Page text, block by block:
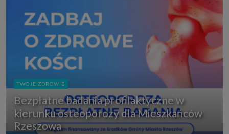
TWOJE ZDROWIE
Bezpłatne badania profilaktyczne w
kierunku osteoporozy dla Mieszkańców
Rzeszowa